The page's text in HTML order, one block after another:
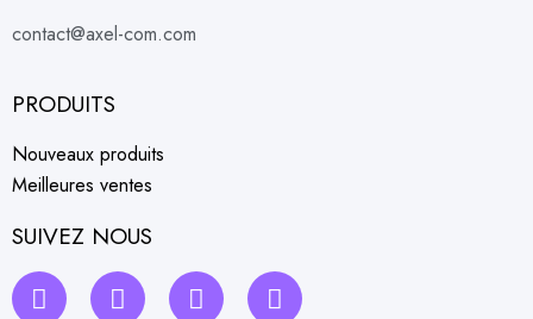
contact@axel-com.com
PRODUITS
Nouveaux produits
Meilleures ventes
SUIVEZ NOUS